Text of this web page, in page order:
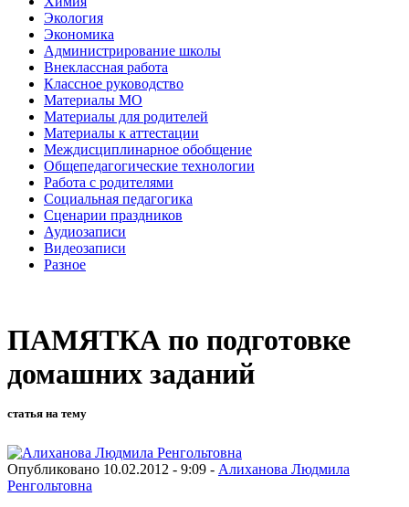
Экология
Экономика
Администрирование школы
Внеклассная работа
Классное руководство
Материалы МО
Материалы для родителей
Материалы к аттестации
Междисциплинарное обобщение
Общепедагогические технологии
Работа с родителями
Социальная педагогика
Сценарии праздников
Аудиозаписи
Видеозаписи
Разное
ПАМЯТКА по подготовке
домашних заданий
статья на тему
Опубликовано 10.02.2012 - 9:09 - Алиханова Людмила
Ренгольтовна